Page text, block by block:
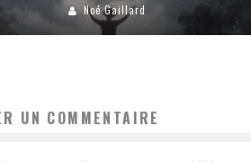
Noé Gaillard
UN COMMENTAIRE